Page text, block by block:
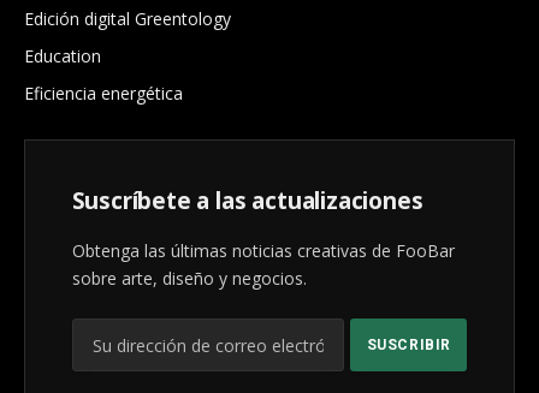
Edición digital Greentology
Education
Eficiencia energética
Suscríbete a las actualizaciones
Obtenga las últimas noticias creativas de FooBar
sobre arte, diseño y negocios.